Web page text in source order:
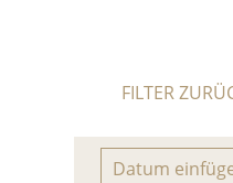
FILTER
Datum